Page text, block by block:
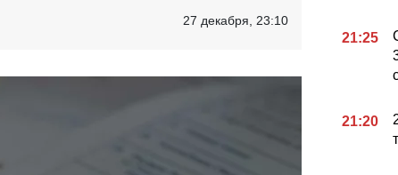
27 декабря, 23:10
21:25
21:20